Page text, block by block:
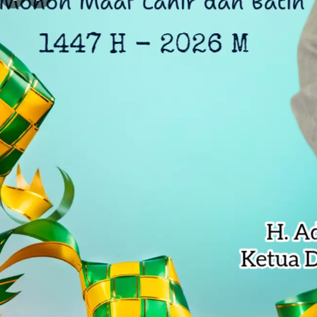
Kejagung Serahkan 6 Tersangka
Anak Pengetik Naskah
Ratusan Warga Antar Kumpul